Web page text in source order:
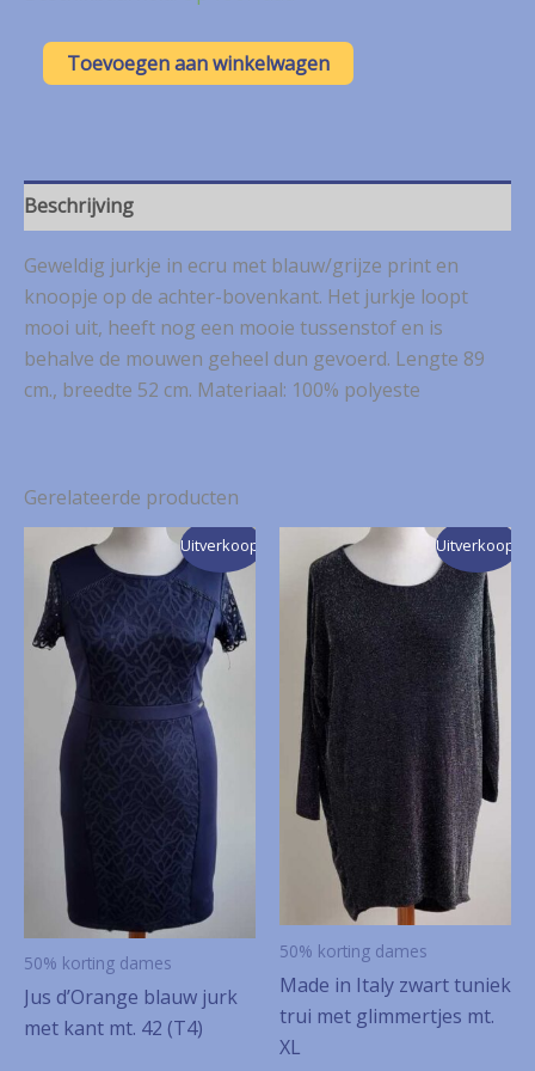
€ 10,00.€ 5,00.
Nid
ecru
mt.
L
Toevoegen aan winkelwagen
Beschrijving
Geweldig jurkje in ecru met blauw/grijze print en
knoopje op de achter-bovenkant. Het jurkje loopt
mooi uit, heeft nog een mooie tussenstof en is
behalve de mouwen geheel dun gevoerd. Lengte 89
cm., breedte 52 cm. Materiaal: 100% polyeste
Gerelateerde producten
Uitverkoop!
50% korting dames
Jus d’Orange blauw jurk
met kant mt. 42 (T4)
Uitverkoop!
50% korting dames
Made in Italy zwart tuniek
trui met glimmertjes mt.
XL